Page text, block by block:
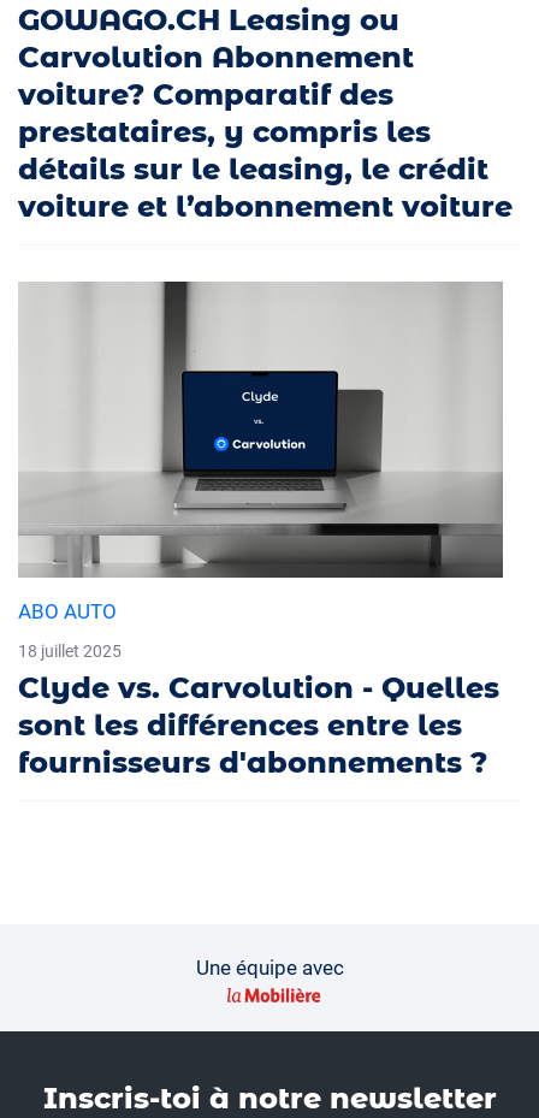
GOWAGO.CH Leasing ou
Carvolution Abonnement
voiture? Comparatif des
prestataires, y compris les
détails sur le leasing, le crédit
voiture et l’abonnement voiture
ABO AUTO
18 juillet 2025
Clyde vs. Carvolution - Quelles
sont les différences entre les
fournisseurs d'abonnements ?
Une équipe avec
Inscris-toi à notre news­letter